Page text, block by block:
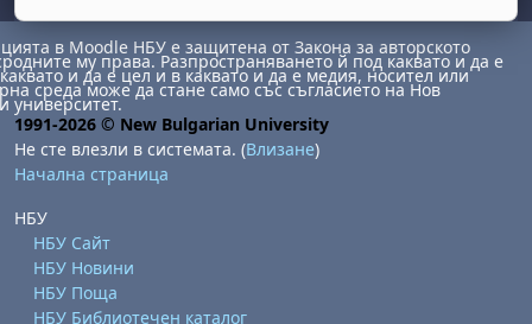
август
август
15 август
неделя, 16 август
август
август
22 август
неделя, 23 август
август
август
29 август
неделя, 30 август
в Moodle НБУ е защитена от Закона за авторското
му права. Разпространяването й под каквато и да е
и да е цел и в каквато и да е медия, носител или
среда може да стане само със съгласието на Нов
университет.
1991-2026 © New Bulgarian University
Не сте влезли в системата. (Влизане)
Начална страница
НБУ
НБУ Сайт
НБУ Новини
НБУ Поща
НБУ Библиотечен каталог